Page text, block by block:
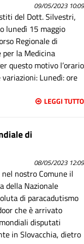
09/05/2023 10:09
del Dott. Silvestri,
lunedì 15 maggio
Regionale di
per la Medicina
questo motivo l’orario
Lunedì: ore
LEGGI TUTTO
di
08/05/2023 12:09
nostro Comune il
della Nazionale
di paracadutismo
che è arrivato
disputati
in Slovacchia, dietro